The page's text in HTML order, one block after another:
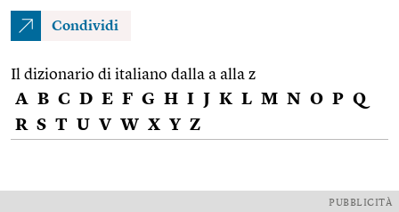
Condividi
Il dizionario di italiano dalla a alla z
A B C D E F G H I J K L M N O P Q
R S T U V W X Y Z
PUBBLICITÀ